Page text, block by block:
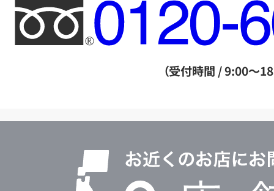
フ
リ
ー
ル
（受付時間 / 9:00～